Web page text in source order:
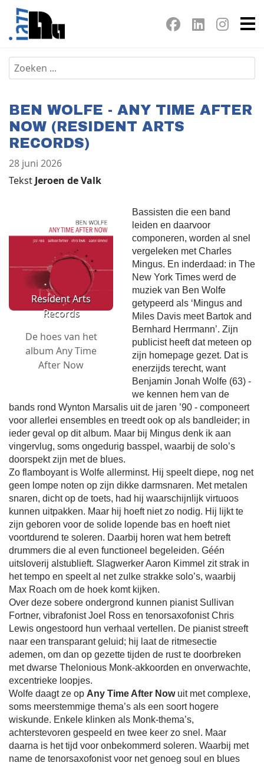
BEN WOLFE - ANY TIME AFTER
NOW (RESIDENT ARTS
RECORDS)
28 juni 2026
Tekst Jeroen de Valk
Resident Arts
Records
De hoes van het
album Any Time
After Now
Bassisten die een band
leiden en daarvoor
componeren, worden al snel
vergeleken met Charles
Mingus. En inderdaad: in The
New York Times werd de
muziek van Ben Wolfe
getypeerd als ‘Mingus and
Miles Davis meet Bartok and
Bernhard Herrmann’. Zijn
publicist heeft dat meteen op
zijn homepage gezet. Dat is
enerzijds terecht, want
Benjamin Jonah Wolfe (63) -
we kennen hem van de
bands rond Wynton Marsalis uit de jaren ’90 - componeert
voor allerlei ensembles en treedt ook op als bandleider; in
ieder geval op dit album. Maar bij Mingus denk ik aan
vingervlug, soms ongedurig basspel, waarbij de solo’s
doorspekt zijn met de blues.
Zo flamboyant is Wolfe allerminst. Hij speelt diepe, nog net
geen lompe noten op zijn dikke darmsnaren. Met metalen
snaren, dicht op de toets, had hij waarschijnlijk virtuoos
kunnen uitpakken. Maar hij hoeft niet zo nodig. Hij lijkt te
zijn geboren voor de solide lopende bas en hoeft niet
voortdurend te soleren. Daarbij horen wat hem betreft
drummers die al even functioneel begeleiden. Géén
uitsloverij alstublieft. Slagwerker Aaron Kimmel zit strak in
het tempo en speelt al net zulke strakke solo’s, waarbij
Max Roach om de hoek komt kijken.
Over deze sobere ondergrond kunnen pianist Sullivan
Fortner, vibrafonist Joel Ross en tenorsaxofonist Chris
Lewis ongestoord hun verhaal vertellen. De pianist streeft
naar een transparant geluid; hij laat de ritmesectie
ademen, om dan op gezette tijden de rust te doorbreken
met dwarse Thelonious Monk-akkoorden en onverwachte,
excentrieke loopjes.
Wolfe daagt ze op Any Time After Nowuit met complexe,
soms meerstemmige thema’s als een soort hogere
wiskunde. Enkele klinken als Monk-thema’s,
achterstevoren gespeeld en twee keer zo snel. Maar
daarna is het tijd voor onbekommerd soleren. Waarbij met
name de tenorsaxofonist voor net genoeg soul en blues